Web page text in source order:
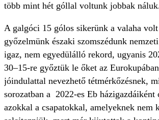
több mint hét góllal voltunk jobbak
A galgóci 15 gólos sikerünk a valaha
győzelmünk északi szomszédunk
igaz, nem egyedülálló rekord, ugyanis
30–15-re győztük le őket az
jóindulattal nevezhető tétmérkőzésnek,
sorozatban a 2022-es Eb házigazdáiként
azokkal a csapatokkal, amelyeknek nem